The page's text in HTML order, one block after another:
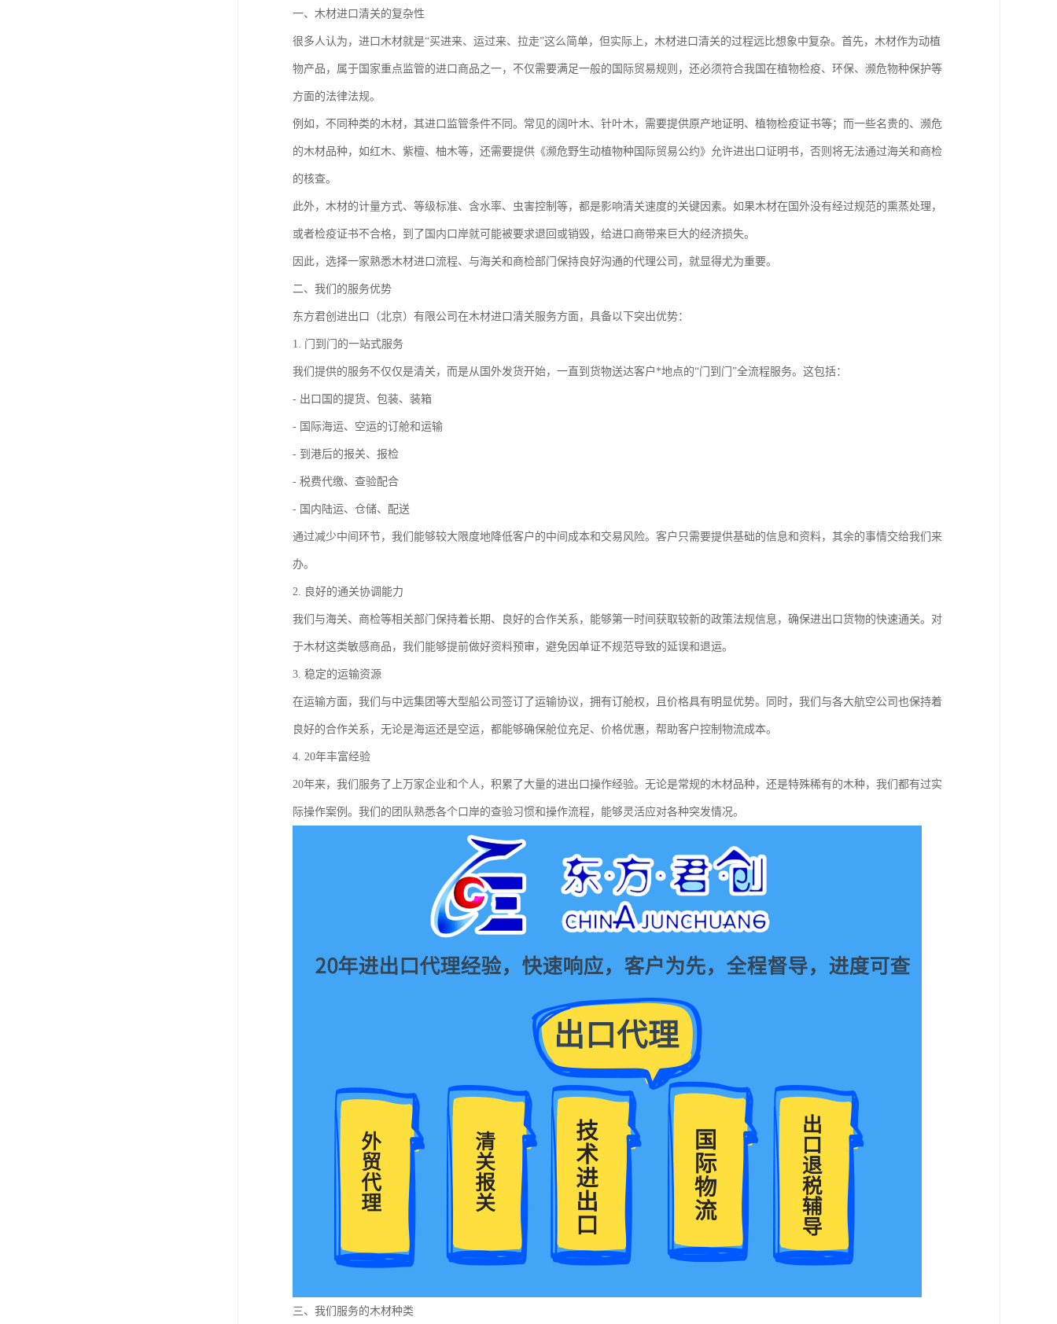
一、木材进口清关的复杂性
很多人认为，进口木材就是“买进来、运过来、拉走”这么简单，但实际上，木材进口清关的过程远比想象中复杂。首先，木材作为动植
物产品，属于国家重点监管的进口商品之一，不仅需要满足一般的国际贸易规则，还必须符合我国在植物检疫、环保、濒危物种保护等
方面的法律法规。
例如，不同种类的木材，其进口监管条件不同。常见的阔叶木、针叶木，需要提供原产地证明、植物检疫证书等；而一些名贵的、濒危
的木材品种，如红木、紫檀、柚木等，还需要提供《濒危野生动植物种国际贸易公约》允许进出口证明书，否则将无法通过海关和商检
的核查。
此外，木材的计量方式、等级标准、含水率、虫害控制等，都是影响清关速度的关键因素。如果木材在国外没有经过规范的熏蒸处理，
或者检疫证书不合格，到了国内口岸就可能被要求退回或销毁，给进口商带来巨大的经济损失。
因此，选择一家熟悉木材进口流程、与海关和商检部门保持良好沟通的代理公司，就显得尤为重要。
二、我们的服务优势
东方君创进出口（北京）有限公司在木材进口清关服务方面，具备以下突出优势：
1. 门到门的一站式服务
我们提供的服务不仅仅是清关，而是从国外发货开始，一直到货物送达客户*地点的“门到门”全流程服务。这包括：
- 出口国的提货、包装、装箱
- 国际海运、空运的订舱和运输
- 到港后的报关、报检
- 税费代缴、查验配合
- 国内陆运、仓储、配送
通过减少中间环节，我们能够较大限度地降低客户的中间成本和交易风险。客户只需要提供基础的信息和资料，其余的事情交给我们来
办。
2. 良好的通关协调能力
我们与海关、商检等相关部门保持着长期、良好的合作关系，能够第一时间获取较新的政策法规信息，确保进出口货物的快速通关。对
于木材这类敏感商品，我们能够提前做好资料预审，避免因单证不规范导致的延误和退运。
3. 稳定的运输资源
在运输方面，我们与中远集团等大型船公司签订了运输协议，拥有订舱权，且价格具有明显优势。同时，我们与各大航空公司也保持着
良好的合作关系，无论是海运还是空运，都能够确保舱位充足、价格优惠，帮助客户控制物流成本。
4. 20年丰富经验
20年来，我们服务了上万家企业和个人，积累了大量的进出口操作经验。无论是常规的木材品种，还是特殊稀有的木种，我们都有过实
际操作案例。我们的团队熟悉各个口岸的查验习惯和操作流程，能够灵活应对各种突发情况。
三、我们服务的木材种类